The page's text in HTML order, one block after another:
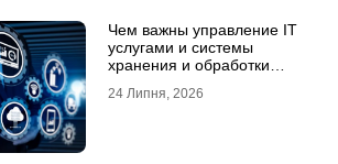
Чем важны управление IT
услугами и системы
хранения и обработки
24 Липня, 2026